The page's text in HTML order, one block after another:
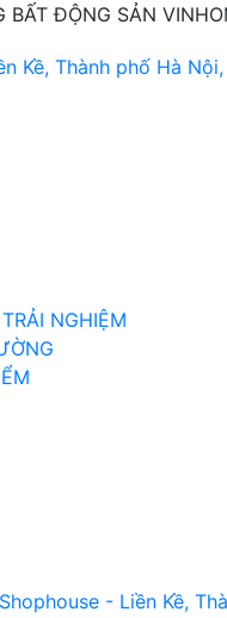
BẤT ĐỘNG SẢN
NGHIỆM